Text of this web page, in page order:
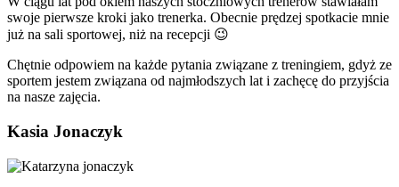
swoje pierwsze kroki jako trenerka. Obecnie prędzej spotkacie mnie
już na sali sportowej, niż na recepcji 😉
Chętnie odpowiem na każde pytania związane z treningiem, gdyż ze
sportem jestem związana od najmłodszych lat i zachęcę do przyjścia
na nasze zajęcia.
Kasia Jonaczyk